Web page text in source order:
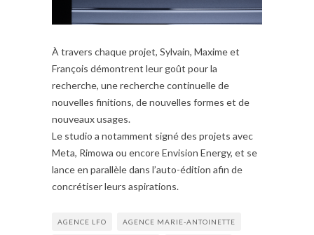
À travers chaque projet, Sylvain, Maxime et
François démontrent leur goût pour la
recherche, une recherche continuelle de
nouvelles finitions, de nouvelles formes et de
nouveaux usages.
Le studio a notamment signé des projets avec
Meta, Rimowa ou encore Envision Energy, et se
lance en parallèle dans l’auto-édition afin de
concrétiser leurs aspirations.
AGENCE LFO AGENCE MARIE-ANTOINETTE